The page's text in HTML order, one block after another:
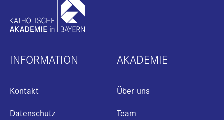
INFORMATION
Kontakt
Datenschutz
AKADEMIE
Über uns
Team